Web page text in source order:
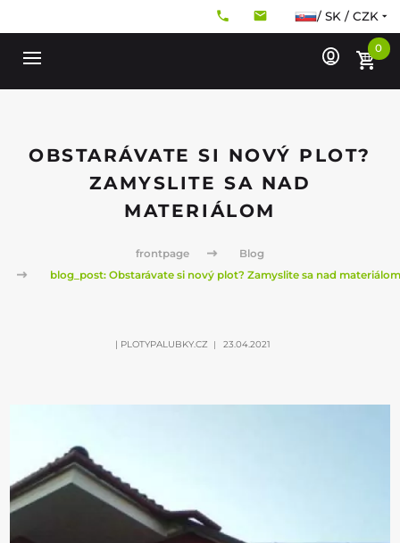
/ SK / CZK
0
OBSTARÁVATE SI NOVÝ PLOT?
ZAMYSLITE SA NAD
MATERIÁLOM
frontpage
Blog
blog_post: Obstarávate si nový plot? Zamyslite sa nad materiálom
| PLOTYPALUBKY.CZ 23.04.2021